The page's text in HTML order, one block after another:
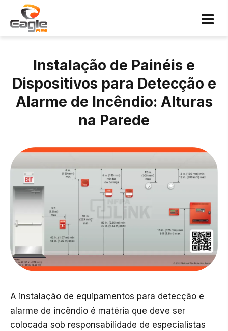
Instalação de Painéis e
Dispositivos para Detecção e
Alarme de Incêndio: Alturas
na Parede
A instalação de equipamentos para detecção e
alarme de incêndio é matéria que deve ser
colocada sob responsabilidade de especialistas